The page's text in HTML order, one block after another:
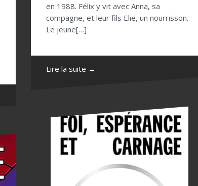
en 1988. Félix y vit avec Anna, sa
compagne, et leur fils Elie, un nourrisson.
Le jeune[…]
Lire la suite →